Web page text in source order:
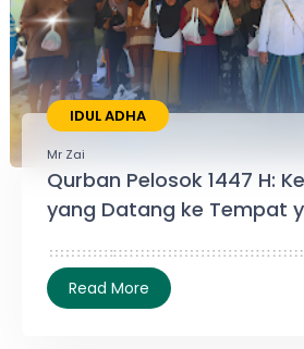
IDUL ADHA
Mr Zai
Qurban Pelosok 1447 H:
yang Datang ke Tempat